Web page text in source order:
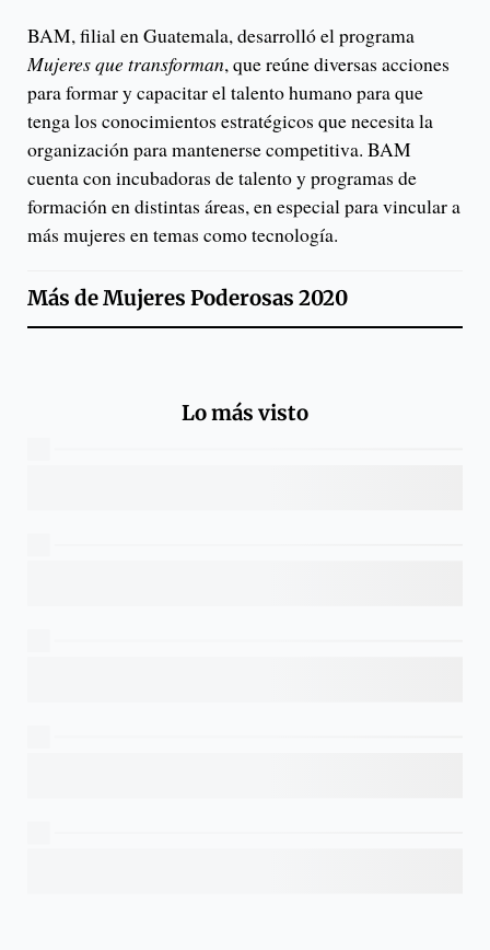
BAM, filial en Guatemala, desarrolló el programa
Mujeres que transforman, que reúne diversas acciones
para formar y capacitar el talento humano para que
tenga los conocimientos estratégicos que necesita la
organización para mantenerse competitiva. BAM
cuenta con incubadoras de talento y programas de
formación en distintas áreas, en especial para vincular a
más mujeres en temas como tecnología.
Más deMujeres Poderosas 2020
Lo más visto